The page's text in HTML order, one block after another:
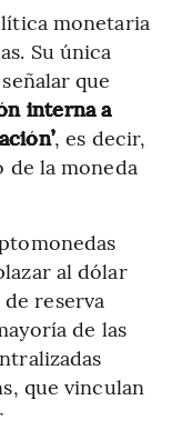
monetaria
Su única
que
interna a
, es decir,
la moneda
al dólar
reserva
de las
que vinculan